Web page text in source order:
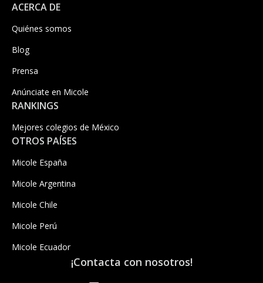
ACERCA DE
Quiénes somos
Blog
Prensa
Anúnciate en Micole
RANKINGS
Mejores colegios de México
OTROS PAÍSES
Micole España
Micole Argentina
Micole Chile
Micole Perú
Micole Ecuador
¡Contacta con nosotros!